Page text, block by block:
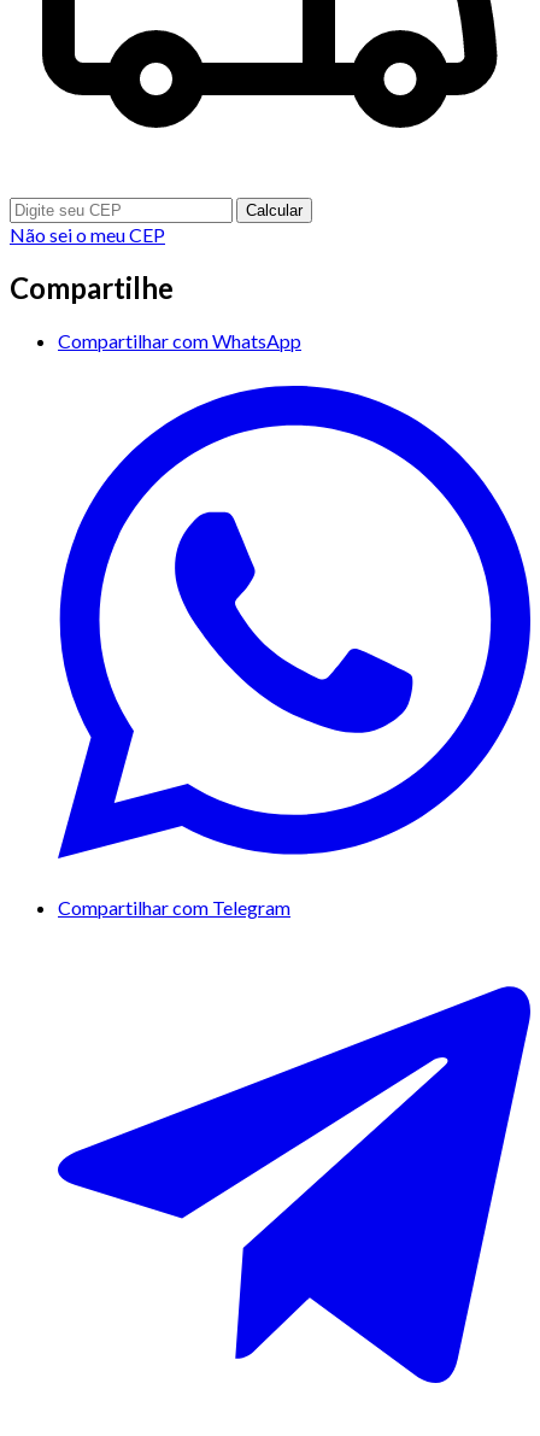
Calcular
Não sei o meu CEP
Compartilhe
Compartilhar com WhatsApp
Compartilhar com Telegram